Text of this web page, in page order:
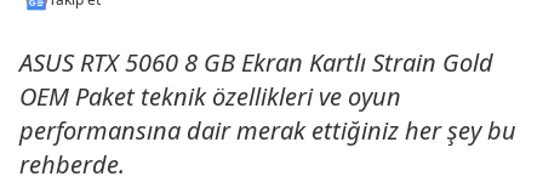
ASUS RTX 5060 8 GB Ekran Kartlı Strain Gold
OEM Paket teknik özellikleri ve oyun
performansına dair merak ettiğiniz her şey bu
rehberde.